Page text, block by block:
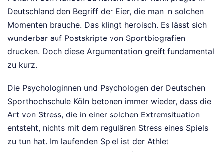
Deutschland den Begriff der Eier, die man in solchen
Momenten brauche. Das klingt heroisch. Es lässt sich
wunderbar auf Postskripte von Sportbiografien
drucken. Doch diese Argumentation greift fundamental
zu kurz.
Die Psychologinnen und Psychologen der Deutschen
Sporthochschule Köln betonen immer wieder, dass die
Art von Stress, die in einer solchen Extremsituation
entsteht, nichts mit dem regulären Stress eines Spiels
zu tun hat. Im laufenden Spiel ist der Athlet